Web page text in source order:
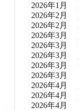
2026年1月
2026年2月
2026年2月
2026年3月
2026年3月
2026年3月
2026年3月
2026年3月
2026年4月
2026年4月
2026年4月